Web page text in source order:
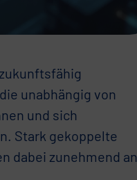
unabhängig von
und sich
Stark gekoppelte
dabei zunehmend an